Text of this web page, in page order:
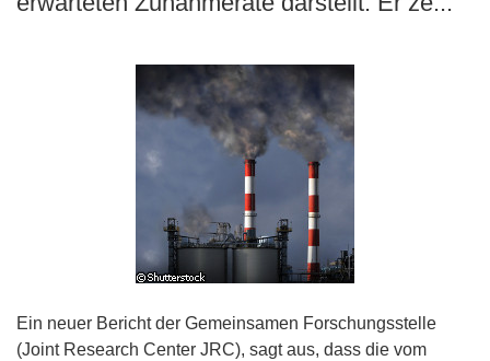
Ein neuer Bericht der Gemeinsamen Forschungsstelle
(Joint Research Center JRC), sagt aus, dass die vom